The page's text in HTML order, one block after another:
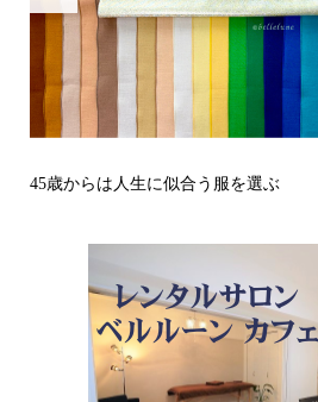
その立場で信頼さ